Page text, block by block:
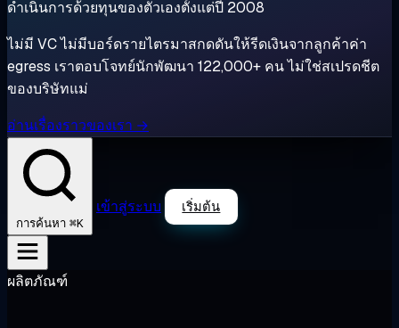
ดำเนินการด้วยทุนของตัวเองตั้งแต่ปี 2008
ไม่มี VC ไม่มีบอร์ดรายไตรมาสกดดันให้รีดเงินจากลูกค้าค่า
egress เราตอบโจทย์นักพัฒนา 122,000+ คน ไม่ใช่สเปรดชีต
ของบริษัทแม่
อ่านเรื่องราวของเรา →
การค้นหา ⌘K
เข้าสู่ระบบ เริ่มต้น
ผลิตภัณฑ์